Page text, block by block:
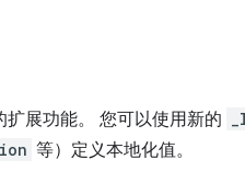
展功能。 您可以使用新的
等）定义本地化值。